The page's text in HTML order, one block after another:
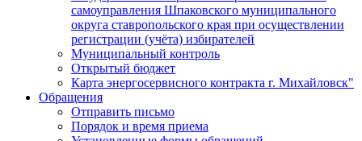
самоуправления Шпаковского муниципального
округа ставропольского края при осуществлении
регистрации (учёта) избирателей
Муниципальный контроль
Открытый бюджет
Карта энергосервисного контракта г. Михайловск"
Обращения
Отправить письмо
Порядок и время приема